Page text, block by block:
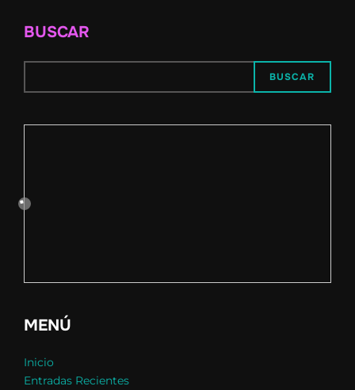
BUSCAR
BUSCAR
MENÚ
Inicio
Entradas Recientes